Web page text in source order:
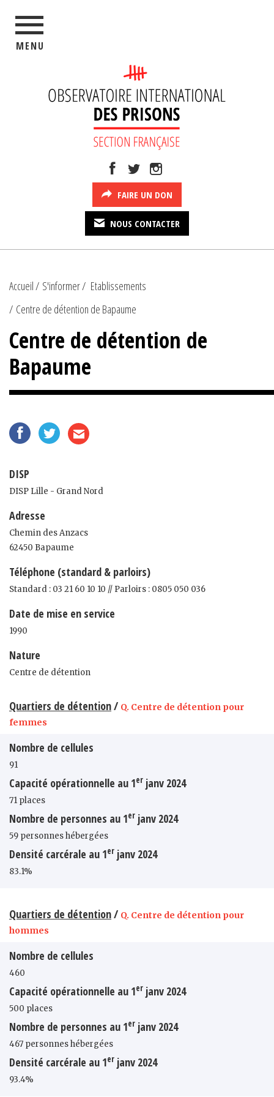
MENU
FAIRE UN DON
NOUS CONTACTER
Accueil S'informer
Etablissements
Centre de détention de Bapaume
Centre de détention de
Bapaume
DISP
DISP Lille - Grand Nord
Adresse
Chemin des Anzacs
62450 Bapaume
Téléphone (standard & parloirs)
Standard : 03 21 60 10 10 // Parloirs : 0805 050 036
Date de mise en service
1990
Nature
Centre de détention
Quartiers de détention/ Q. Centre de détention pour
femmes
Nombre de cellules
91
Capacité opérationnelle au 1er janv 2024
71 places
Nombre de personnes au 1er janv 2024
59 personnes hébergées
Densité carcérale au 1er janv 2024
83.1%
Quartiers de détention/ Q. Centre de détention pour
hommes
Nombre de cellules
460
Capacité opérationnelle au 1er janv 2024
500 places
Nombre de personnes au 1er janv 2024
467 personnes hébergées
Densité carcérale au 1er janv 2024
93.4%